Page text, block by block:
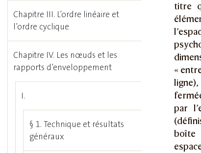
titre
«
par
boîte
Chapitre III. L’ordre linéaire et
l’ordre cyclique
Chapitre IV. Les nœuds et les
rapports d’enveloppement
I.
§ 1. Technique et résultats
généraux